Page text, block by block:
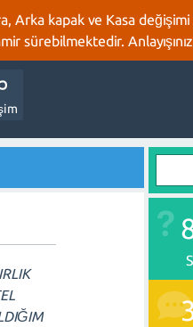
kapak ve Kasa
sürebilmektedir.